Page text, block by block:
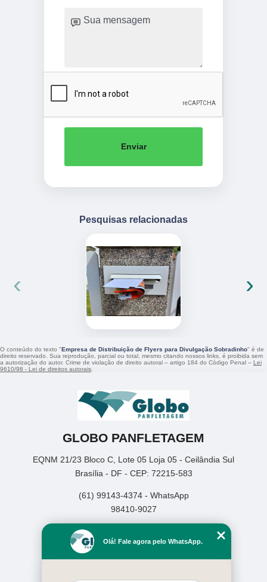
Enviar
Pesquisas relacionadas
‹ ›
O conteúdo do texto "Empresa de Distribuição de Flyers para Divulgação Sobradinho" é de
direito reservado. Sua reprodução, parcial ou total, mesmo citando nossos links, é proibida sem
a autorização do autor. Crime de violação de direito autoral – artigo 184 do Código Penal – Lei
9610/98 - Lei de direitos autorais
GLOBO PANFLETAGEM
EQNM 21/23 Bloco C, Lote 05 Loja 05 - Ceilândia Sul
Brasília - DF - CEP: 72215-583
(61) 99143-4374 - WhatsApp
98410-9027
Empresa
Missão
Olá! Fale agora pelo WhatsApp.